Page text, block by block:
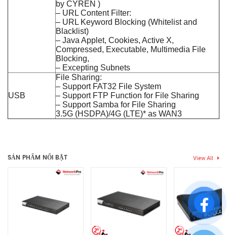
by CYREN )
– URL Content Filter:
– URL Keyword Blocking (Whitelist and
Blacklist)
– Java Applet, Cookies, Active X,
Compressed, Executable, Multimedia File
Blocking,
– Excepting Subnets
USB
File Sharing:
– Support FAT32 File System
– Support FTP Function for File Sharing
– Support Samba for File Sharing
3.5G (HSDPA)/4G (LTE)* as WAN3
SỐ CỔNG WAN
Hãng – Cân Bằng Tải 120 User”
SẢN PHẨM NỔI BẬT View All